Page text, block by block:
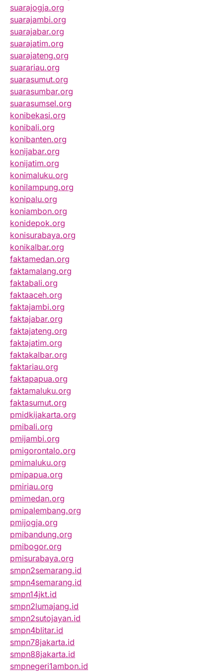
suarajogja.org
suarajambi.org
suarajabar.org
suarajatim.org
suarajateng.org
suarariau.org
suarasumut.org
suarasumbar.org
suarasumsel.org
konibekasi.org
konibali.org
konibanten.org
konijabar.org
konijatim.org
konimaluku.org
konilampung.org
konipalu.org
koniambon.org
konidepok.org
konisurabaya.org
konikalbar.org
faktamedan.org
faktamalang.org
faktabali.org
faktaaceh.org
faktajambi.org
faktajabar.org
faktajateng.org
faktajatim.org
faktakalbar.org
faktariau.org
faktapapua.org
faktamaluku.org
faktasumut.org
pmidkijakarta.org
pmibali.org
pmijambi.org
pmigorontalo.org
pmimaluku.org
pmipapua.org
pmiriau.org
pmimedan.org
pmipalembang.org
pmijogja.org
pmibandung.org
pmibogor.org
pmisurabaya.org
smpn2semarang.id
smpn4semarang.id
smpn14jkt.id
smpn2lumajang.id
smpn2sutojayan.id
smpn4blitar.id
smpn78jakarta.id
smpn88jakarta.id
smpnegeri1ambon.id